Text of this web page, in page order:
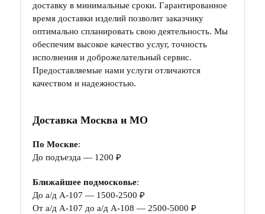
доставку в минимальные сроки. Гарантированное
время доставки изделий позволит заказчику
оптимально спланировать свою деятельность. Мы
обеспечим высокое качество услуг, точность
исполнения и доброжелательный сервис.
Предоставляемые нами услуги отличаются
качеством и надежностью.
Доставка Москва и МО
По Москве:
До подъезда — 1200 ₽
Ближайшее подмосковье:
До а/д А-107 — 1500-2500 ₽
От а/д А-107 до а/д А-108 — 2500-5000 ₽